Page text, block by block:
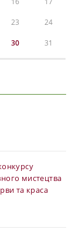
23 24
30 31
мистецтва
та краса